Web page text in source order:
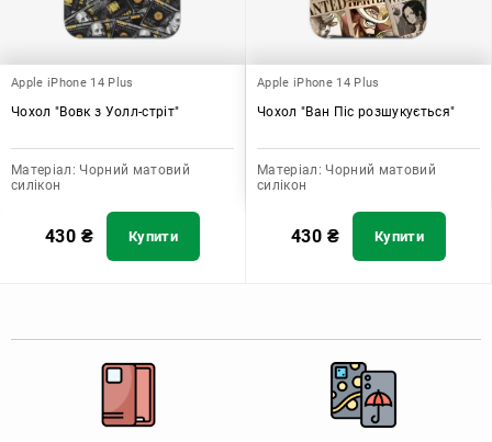
Apple iPhone 14 Plus
Чохол "Вовк з Уолл-стріт"
Матеріал: Чорний матовий
силікон
430 ₴ Купити
Apple iPhone 14 Plus
Чохол "Ван Піс розшукується"
Матеріал: Чорний матовий
силікон
430 ₴ Купити